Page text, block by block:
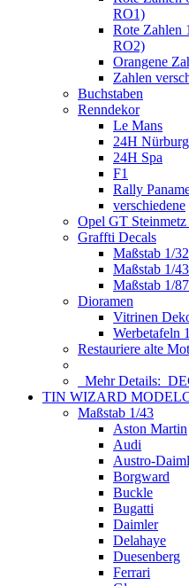
RO1)
Rote Zahlen
RO2)
Orangene
Zahlen
Buchstaben
Renndekor
Le Mans
24H
24H Spa
F1
Rally
verschiedene
Opel GT
Graffti Decals
Maßstab 1/32
Maßstab 1/43
Maßstab 1/
Dioramen
Vitrinen
Werbetafeln
Restauriere alte
Mehr Details:
TIN WIZARD
Maßstab 1/43
Aston Martin
Audi
Austro-
Borgward
Buckle
Bugatti
Daimler
Delahaye
Duesenberg
Ferrari